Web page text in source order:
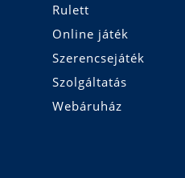
Rulett
Online játék
Szerencsejáték
Szolgáltatás
Webáruház